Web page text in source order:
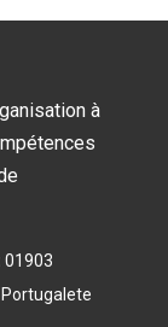
à
01903